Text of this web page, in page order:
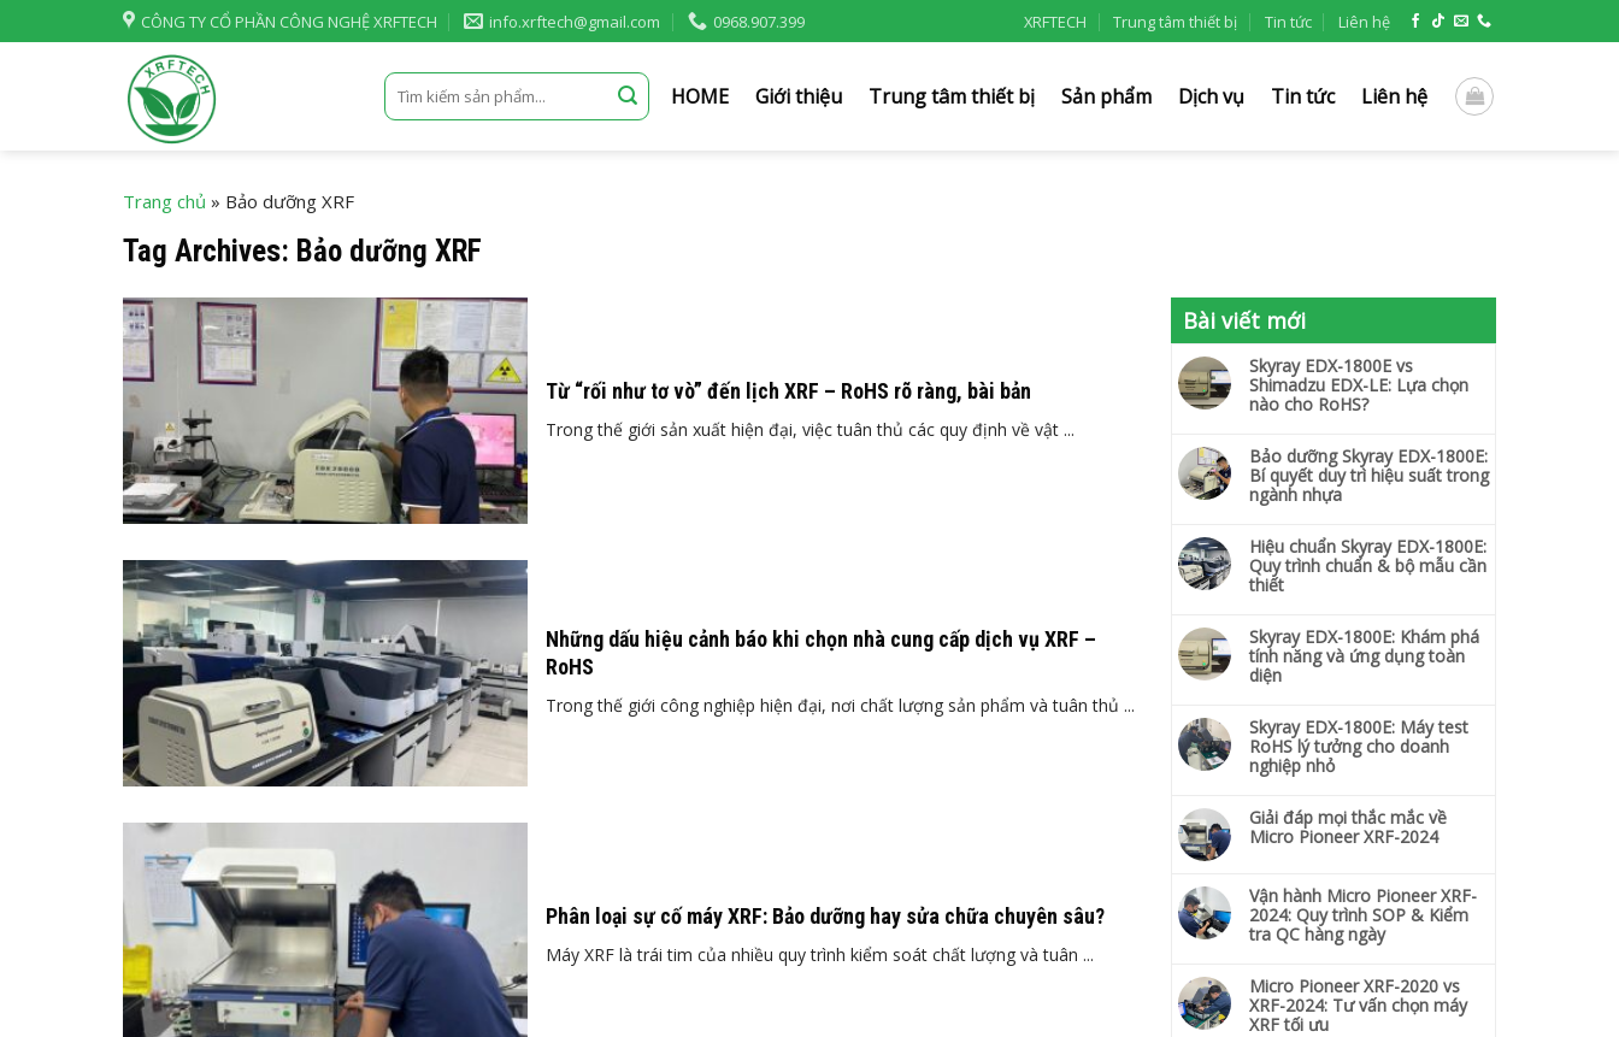
to
CÔNG TY CỔ PHẦN CÔNG NGHỆ XRFTECH info.xrftech@gmail.com 0968.907.399 XRFTECH Trung tâm thiết bị Tin tức Liên hệ
Tìm
kiếm:
HOME Giới thiệu Trung tâm thiết bị Sản phẩm Dịch vụ Tin tức Liên hệ
Trang chủ » Bảo dưỡng XRF
Tag Archives: Bảo dưỡng XRF
Từ “rối như tơ vò” đến lịch XRF – RoHS rõ ràng, bài bản
Trong thế giới sản xuất hiện đại, việc tuân thủ các quy định về vật ...
Những dấu hiệu cảnh báo khi chọn nhà cung cấp dịch vụ XRF –
RoHS
Trong thế giới công nghiệp hiện đại, nơi chất lượng sản phẩm và tuân thủ ...
Phân loại sự cố máy XRF: Bảo dưỡng hay sửa chữa chuyên sâu?
Máy XRF là trái tim của nhiều quy trình kiểm soát chất lượng và tuân ...
Bài viết mới
Skyray EDX-1800E vs
Shimadzu EDX-LE: Lựa chọn
nào cho RoHS?
Bảo dưỡng Skyray EDX-1800E:
Bí quyết duy trì hiệu suất trong
ngành nhựa
Hiệu chuẩn Skyray EDX-1800E:
Quy trình chuẩn & bộ mẫu cần
thiết
Skyray EDX-1800E: Khám phá
tính năng và ứng dụng toàn
diện
Skyray EDX-1800E: Máy test
RoHS lý tưởng cho doanh
nghiệp nhỏ
Giải đáp mọi thắc mắc về
Micro Pioneer XRF-2024
Vận hành Micro Pioneer XRF-
2024: Quy trình SOP & Kiểm
tra QC hàng ngày
Micro Pioneer XRF-2020 vs
XRF-2024: Tư vấn chọn máy
XRF tối ưu